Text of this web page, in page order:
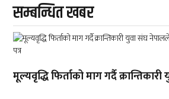
सम्बन्धित खबर
मूल्यवृद्धि फिर्ताको माग गर्दै